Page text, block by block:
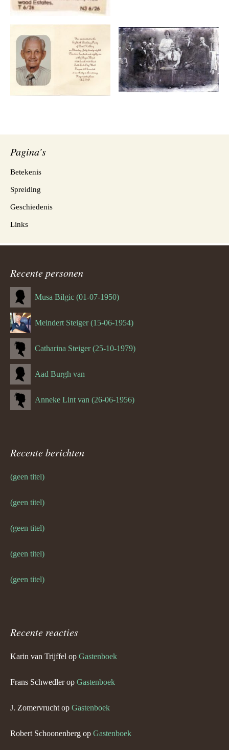
Pagina’s
Betekenis
Spreiding
Geschiedenis
Links
Recente personen
Musa Bilgic (01-07-1950)
Meindert Steiger (15-06-1954)
Catharina Steiger (25-10-1979)
Aad Burgh van
Anneke Lint van (26-06-1956)
Recente berichten
(geen titel)
(geen titel)
(geen titel)
(geen titel)
(geen titel)
Recente reacties
Karin van Trijffel op Gastenboek
Frans Schwedlerop Gastenboek
J. Zomervruchtop Gastenboek
Robert Schoonenberg op Gastenboek